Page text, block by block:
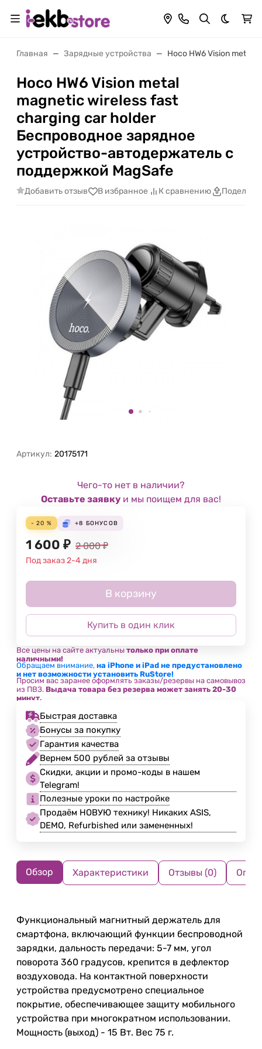
Темная
Главная Зарядные устройства Hoco HW6 Vision metal
Hoco HW6 Vision metal
magnetic wireless fast
charging car holder
Беспроводное зарядное
устройство-автодержатель с
поддержкой MagSafe
Добавить отзыв В избранное К сравнению
Артикул: 20175171
Чего-то нет в наличии?
Оставьте заявку и мы поищем для вас!
- 20 % +8 БОНУСОВ
1 600 ₽ 2 000 ₽
Под заказ 2-4 дня
В корзину
Купить в один клик
Все цены на сайте актуальны только при оплате
наличными!
Обращаем внимание, на iPhone и iPad не предустановлено
и нет возможности установить RuStore!
Просим вас заранее оформлять заказы/резервы на самовывоз
из ПВЗ. Выдача товара без резерва может занять 20-30
минут.
Быстрая доставка
Бонусы за покупку
Гарантия качества
Вернем 500 рублей за отзывы
Скидки, акции и промо-коды в нашем
Telegram!
Полезные уроки по настройке
Продаём НОВУЮ технику! Никаких ASIS,
DEMO, Refurbished или замененных!
Обзор Характеристики Отзывы (0)
Функциональный магнитный держатель для
смартфона, включающий функции беспроводной
зарядки, дальность передачи: 5-7 мм, угол
поворота 360 градусов, крепится в дефлектор
воздуховода. На контактной поверхности
устройства предусмотрено специальное
покрытие, обеспечивающее защиту мобильного
устройства при многократном использовании.
Мощность (выход) - 15 Вт. Вес 75 г.